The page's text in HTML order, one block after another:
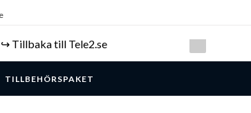
↪️ Tillbaka till Tele2.se
TILLBEHÖRSPAKET